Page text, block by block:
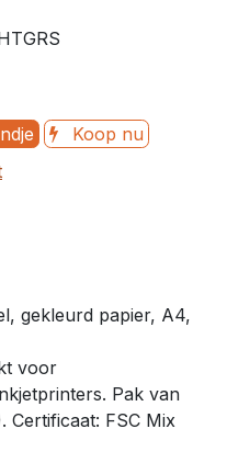
Koop nu
gekleurd papier, A4,
voor
Pak van
Certificaat: FSC Mix